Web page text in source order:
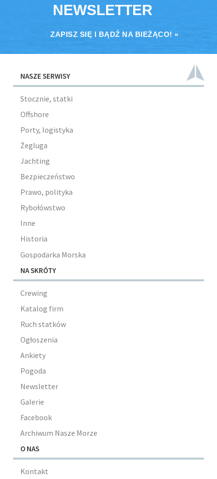
NEWSLETTER
ZAPISZ SIĘ I BĄDŹ NA BIEŻĄCO! »
NASZE SERWISY
Stocznie, statki
Offshore
Porty, logistyka
Żegluga
Jachting
Bezpieczeństwo
Prawo, polityka
Rybołówstwo
Inne
Historia
Gospodarka Morska
NA SKRÓTY
Crewing
Katalog firm
Ruch statków
Ogłoszenia
Ankiety
Pogoda
Newsletter
Galerie
Facebook
Archiwum Nasze Morze
O NAS
Kontakt